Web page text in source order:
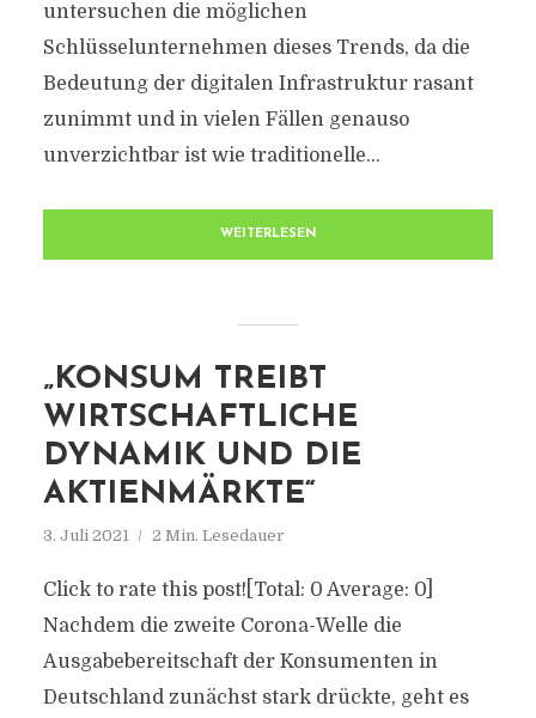
untersuchen die möglichen
Schlüsselunternehmen dieses Trends, da die
Bedeutung der digitalen Infrastruktur rasant
zunimmt und in vielen Fällen genauso
unverzichtbar ist wie traditionelle...
WEITERLESEN
„KONSUM TREIBT
WIRTSCHAFTLICHE
DYNAMIK UND DIE
AKTIENMÄRKTE“
3. Juli 2021 2 Min. Lesedauer
Click to rate this post![Total: 0 Average: 0]
Nachdem die zweite Corona-Welle die
Ausgabebereitschaft der Konsumenten in
Deutschland zunächst stark drückte, geht es